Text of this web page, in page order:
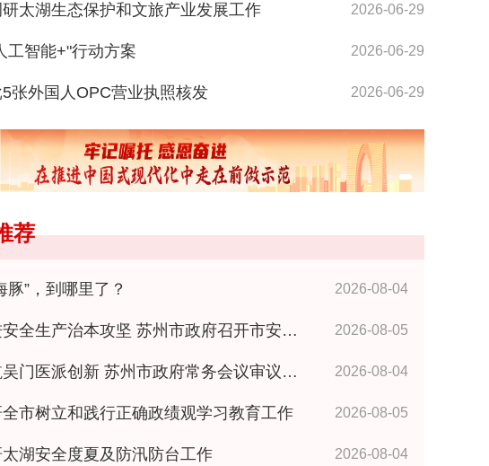
太湖生态保护和文旅产业发展工作 2026-06-29
工智能+"行动方案 2026-06-29
张外国人OPC营业执照核发 2026-06-29
外专家学者在苏交流 2026-06-29
院揭牌 2026-06-29
荐
豚”，到哪里了？ 2026-08-04
治本攻坚 苏州市政府召开市安委会全体成员（扩大）会议 王维讲话 2026-08-05
派创新 苏州市政府常务会议审议研究相关事项 王维主持 2026-08-04
市树立和践行正确政绩观学习教育工作 2026-08-05
湖安全度夏及防汛防台工作 2026-08-04